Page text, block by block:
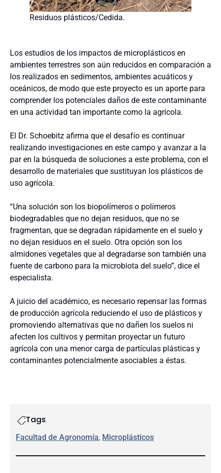
Residuos plásticos/Cedida.
Los estudios de los impactos de microplásticos en
ambientes terrestres son aún reducidos en comparación a
los realizados en sedimentos, ambientes acuáticos y
oceánicos, de modo que este proyecto es un aporte para
comprender los potenciales daños de este contaminante
en una actividad tan importante como la agrícola.
El Dr. Schoebitz afirma que el desafío es continuar
realizando investigaciones en este campo y avanzar a la
par en la búsqueda de soluciones a este problema, con el
desarrollo de materiales que sustituyan los plásticos de
uso agrícola.
“Una solución son los biopolímeros o polímeros
biodegradables que no dejan residuos, que no se
fragmentan, que se degradan rápidamente en el suelo y
no dejan residuos en el suelo. Otra opción son los
almidones vegetales que al degradarse son también una
fuente de carbono para la microbiota del suelo”, dice el
especialista.
A juicio del académico, es necesario repensar las formas
de producción agrícola reduciendo el uso de plásticos y
promoviendo alternativas que no dañen los suelos ni
afecten los cultivos y permitan proyectar un futuro
agrícola con una menor carga de partículas plásticas y
contaminantes potencialmente asociables a éstas.
Tags
Facultad de Agronomía, Microplásticos